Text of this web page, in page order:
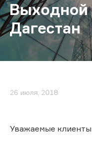
Выходной
Дагестан
26 июля, 2018
Уважаемые